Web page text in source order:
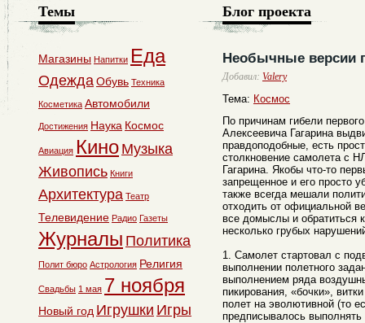
Блог проекта
Необычные версии
Добавил: Valery
Тема: Космос
По причинам гибели
Алексеевича Гагарина
правдоподобные, есть
столкновение самолета с
Гагарина. Якобы что-то
запрещенное и его просто
также всегда мешали
отходить от официальной
все домыслы и обратиться
несколько грубых
1. Самолет стартовал с
выполнении полетного
выполнением ряда
пикирования, «бочки»,
полет на эволютивной (то
предписывалось
Темы
Магазины Напитки Еда
ОдеждаОбувь Техника
Косметика Автомобили
Достижения Наука Космос
Авиация Кино Музыка
Живопись Книги
Архитектура Театр
Телевидение Радио Газеты
Журналы Политика
Полит бюро Астрология Религия
Свадьбы 1 мая 7 ноября
Новый год Игрушки Игры